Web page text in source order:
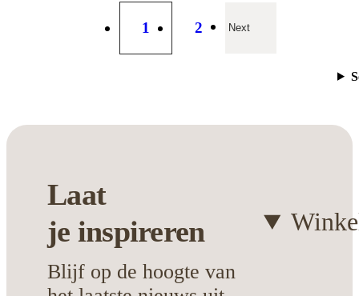
1 2 Next
Laat
je inspireren
Blijf op de hoogte van